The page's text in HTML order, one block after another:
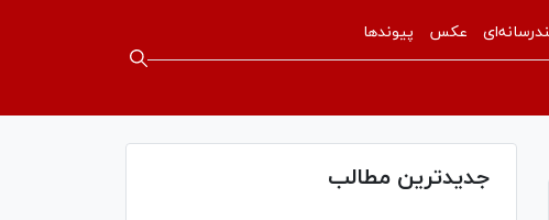
عکس پیوندها
جدیدترین مطالب